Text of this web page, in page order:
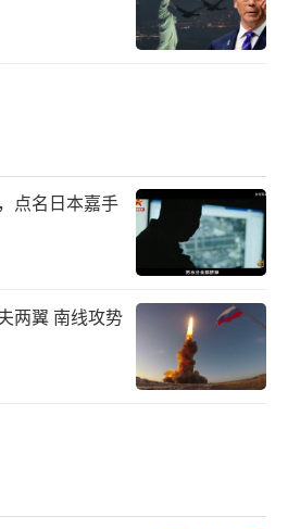
点名日本嘉手
两翼 南线攻势